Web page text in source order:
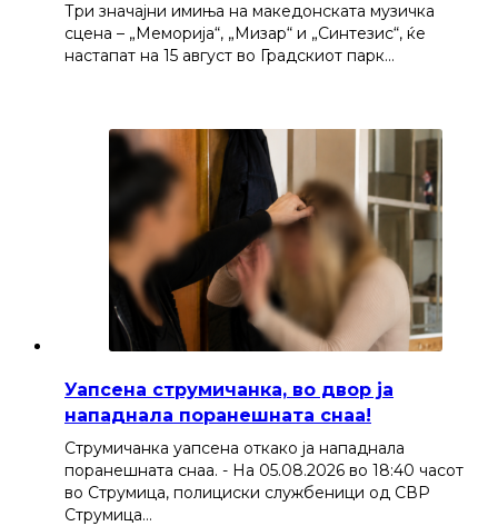
Три значајни имиња на македонската музичка
сцена – „Меморија“, „Мизар“ и „Синтезис“, ќе
настапат на 15 август во Градскиот парк…
Уапсена струмичанка, во двор ја
нападнала поранешната снаа!
Струмичанка уапсена откако ја нападнала
поранешната снаа. - На 05.08.2026 во 18:40 часот
во Струмица, полициски службеници од СВР
Струмица…